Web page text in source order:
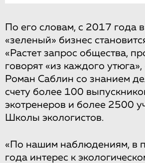
По его словам, с 2017 года
«зеленый» бизнес
«Растет запрос общества,
говорят «из каждого
Роман Саблин со знанием
счету более 100
экотренеров и более 2500
Школы экологистов.
«По нашим наблюдениям, в
года интерес к